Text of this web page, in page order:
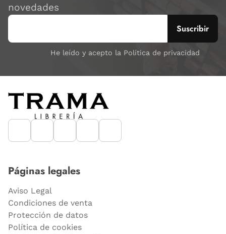
novedades
He leído y acepto la Política de privacidad
Páginas legales
Aviso Legal
Condiciones de venta
Protección de datos
Política de cookies